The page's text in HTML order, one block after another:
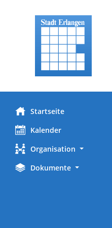
Startseite
Kalender
Organisation
Dokumente